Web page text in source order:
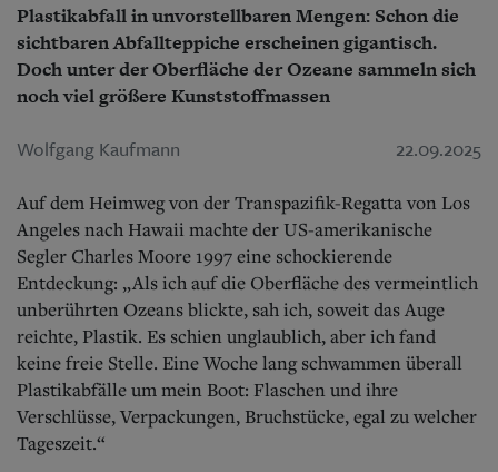
Wer wir sind
Aktuelle Ausgabe
Abonnenten-Login
Abonnent werden
Abo Prämien
Archiv
Mediadaten
Ostpreußen
Pommern
Berlin-Brandenburg
Schlesien
Kontakt
Impressum
Plastikabfall in unvorstellbaren Mengen: Schon die
sichtbaren Abfallteppiche erscheinen gigantisch.
Doch unter der Oberfläche der Ozeane sammeln sich
noch viel größere Kunststoffmassen
Wolfgang Kaufmann 22.09.2025
Auf dem Heimweg von der Transpazifik-Regatta von Los
Angeles nach Hawaii machte der US-amerikanische
Segler Charles Moore 1997 eine schockierende
Entdeckung: „Als ich auf die Oberfläche des vermeintlich
unberührten Ozeans blickte, sah ich, soweit das Auge
reichte, Plastik. Es schien unglaublich, aber ich fand
keine freie Stelle. Eine Woche lang schwammen überall
Plastikabfälle um mein Boot: Flaschen und ihre
Verschlüsse, Verpackungen, Bruchstücke, egal zu welcher
Tageszeit.“